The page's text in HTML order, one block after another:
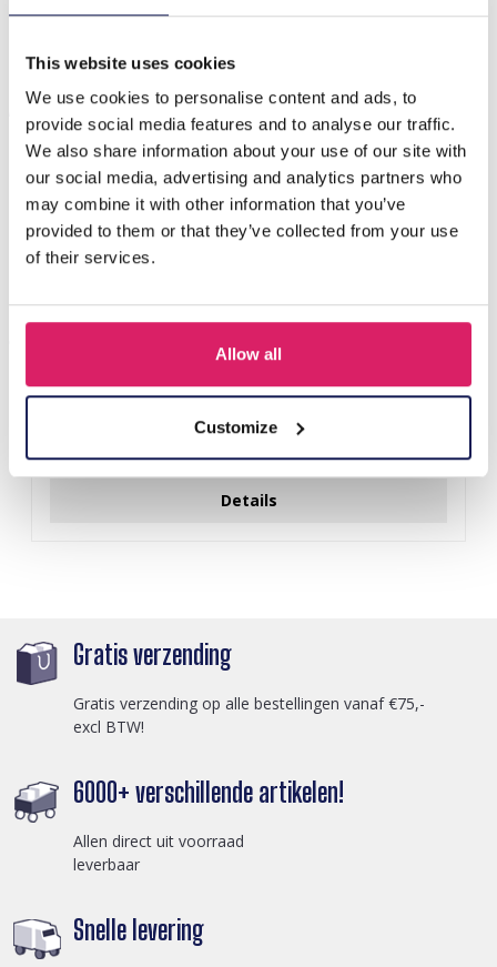
This website uses cookies
We use cookies to personalise content and ads, to
provide social media features and to analyse our traffic.
We also share information about your use of our site with
our social media, advertising and analytics partners who
may combine it with other information that you’ve
provided to them or that they’ve collected from your use
of their services.
Allow all
Customize
B-A21.1 E1131-131G S. Stalen oorbellenset 3 paar
Anderen kochten ook
Login voor prijzen
Details
Gratis verzending
Gratis verzending op alle bestellingen vanaf €75,-
excl BTW!
6000+ verschillende artikelen!
Allen direct uit voorraad
leverbaar
Snelle levering